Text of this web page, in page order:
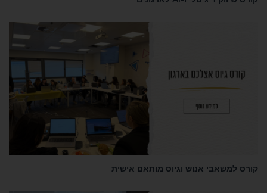
למשאבי אנוש וגיוס מותאם אישית